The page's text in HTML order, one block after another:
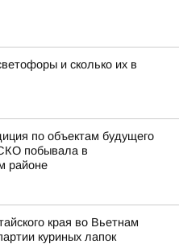
и сколько их в
по объектам будущего
побывала в
районе
края во Вьетнам
куриных лапок